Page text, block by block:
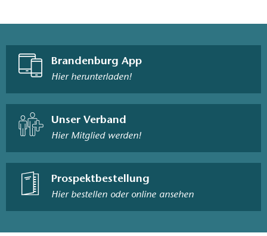
Brandenburg App
Hier herunterladen!
Unser Verband
Hier Mitglied werden!
Prospektbestellung
Hier bestellen oder online ansehen